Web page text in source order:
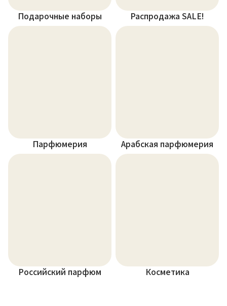
Подарочные наборы Распродажа SALE!
Парфюмерия Арабская парфюмерия
Российский парфюм Косметика